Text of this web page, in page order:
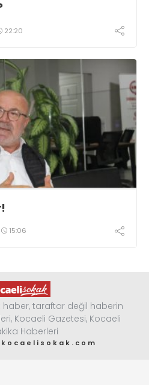
22:20
15:06
haber, taraftar değil haberin
Kocaeli Gazetesi, Kocaeli
Haberleri